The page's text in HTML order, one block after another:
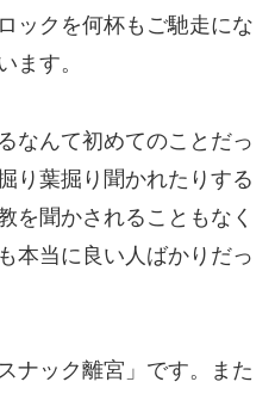
ックを何杯もご馳走にな
ます。
なんて初めてのことだっ
り葉掘り聞かれたりする
を聞かされることもなく
本当に良い人ばかりだっ
ナック離宮」です。また